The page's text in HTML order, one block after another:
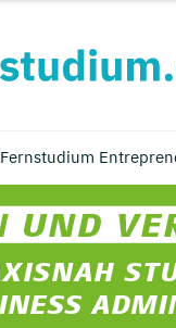
Fernstudium